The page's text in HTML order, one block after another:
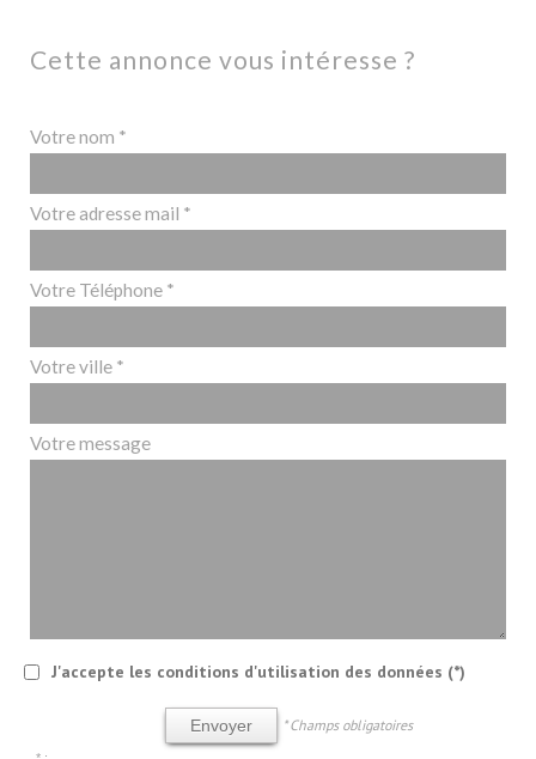
cette annonce vous intéresse ?
Votre nom *
Votre adresse mail *
Votre Téléphone *
Votre ville *
Votre message
J'accepte les conditions d'utilisation des données (*)
Envoyer * Champs obligatoires